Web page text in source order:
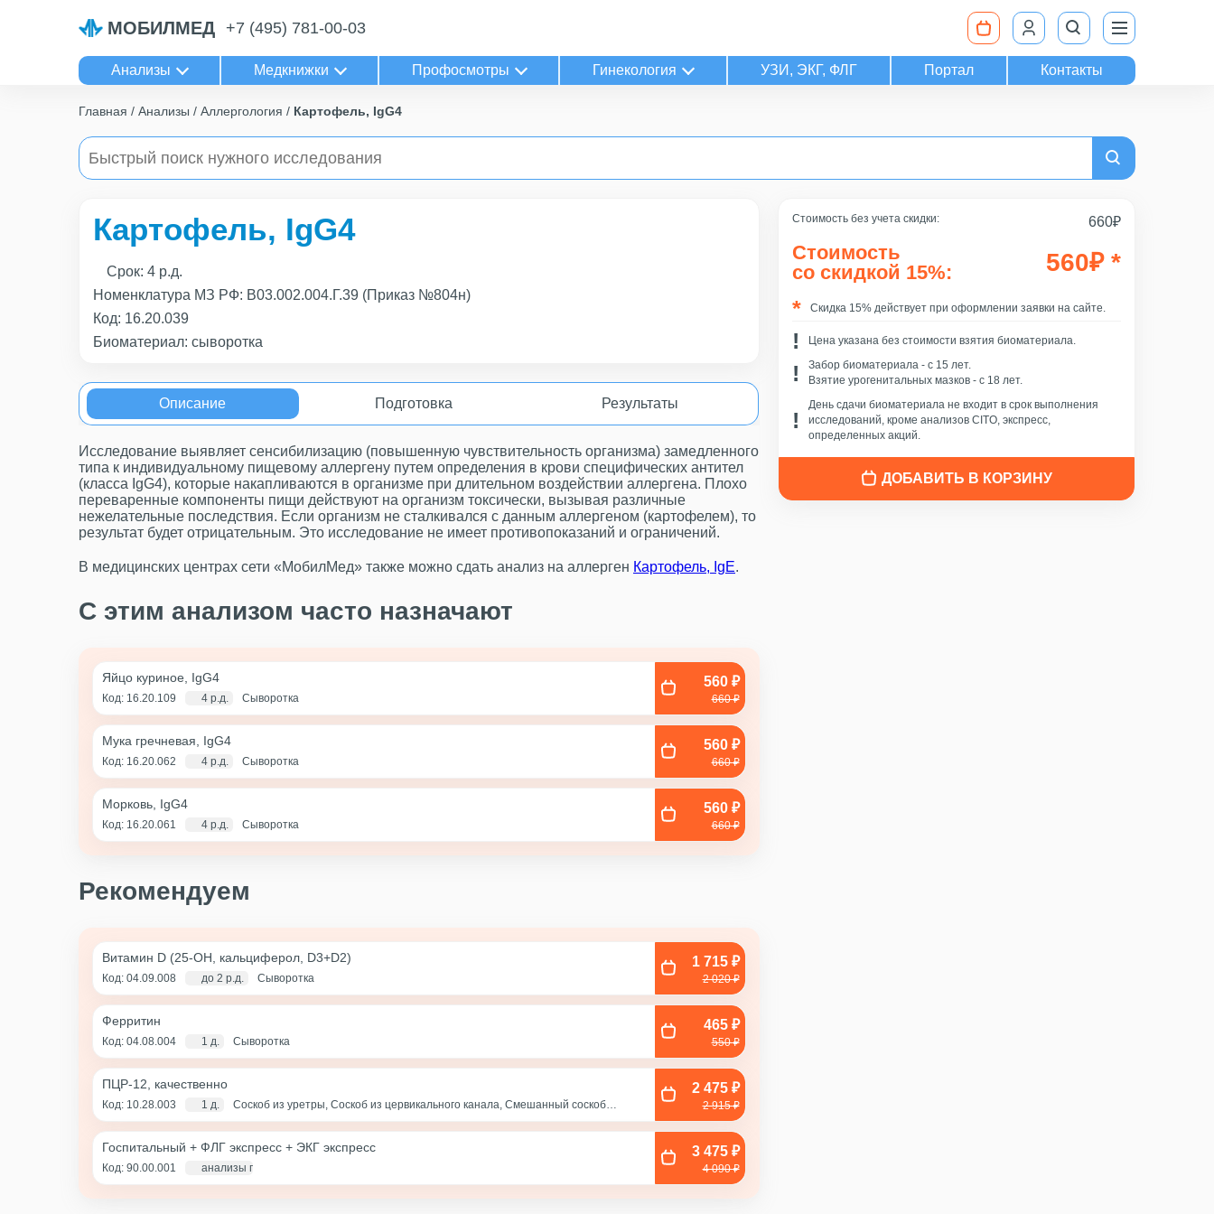
МОБИЛМЕД +7 (495) 781-00-03
Анализы Медкнижки Профосмотры Гинекология УЗИ, ЭКГ, ФЛГ Портал Контакты
Главная Анализы Аллергология Картофель, IgG4
Стоимость без учета скидки: 660₽
Стоимость
со скидкой 15%:
560₽ *
Скидка 15% действует при оформлении заявки на сайте.
Цена указана без стоимости взятия биоматериала.
Забор биоматериала - c 15 лет.
Взятие урогенитальных мазков - с 18 лет.
День сдачи биоматериала не входит в срок выполнения
исследований, кроме анализов CITO, экспресс,
определенных акций.
ДОБАВИТЬ В КОРЗИНУ
Картофель, IgG4
Срок: 4 р.д.
Номенклатура МЗ РФ: B03.002.004.Г.39 (Приказ №804н)
Код: 16.20.039
Биоматериал: сыворотка
Описание Подготовка Результаты
Исследование выявляет сенсибилизацию (повышенную чувствительность организма) замедленного
типа к индивидуальному пищевому аллергену путем определения в крови специфических антител
(класса IgG4), которые накапливаются в организме при длительном воздействии аллергена. Плохо
переваренные компоненты пищи действуют на организм токсически, вызывая различные
нежелательные последствия. Если организм не сталкивался с данным аллергеном (картофелем), то
результат будет отрицательным. Это исследование не имеет противопоказаний и ограничений.
В медицинских центрах сети «МобилМед» также можно сдать анализ на аллерген Картофель, IgE.
С этим анализом часто назначают
Яйцо куриное, IgG4
Код: 16.20.109 4 р.д. Сыворотка
560 ₽
660 ₽
Мука гречневая, IgG4
Код: 16.20.062 4 р.д. Сыворотка
560 ₽
660 ₽
Морковь, IgG4
Код: 16.20.061 4 р.д. Сыворотка
560 ₽
660 ₽
Рекомендуем
Витамин D (25-OH, кальциферол, D3+D2)
Код: 04.09.008 до 2 р.д. Сыворотка
1 715 ₽
2 020 ₽
Ферритин
Код: 04.08.004 1 д. Сыворотка
465 ₽
550 ₽
ПЦР-12, качественно
Код: 10.28.003 1 д.
Соскоб из уретры, Соскоб из цервикального канала, Смешанный соскоб
2 475 ₽
2 915 ₽
Госпитальный + ФЛГ экспресс + ЭКГ экспресс
Код: 90.00.001 анализы по крови - 1 д., экг и флг - 1 час
3 475 ₽
4 090 ₽